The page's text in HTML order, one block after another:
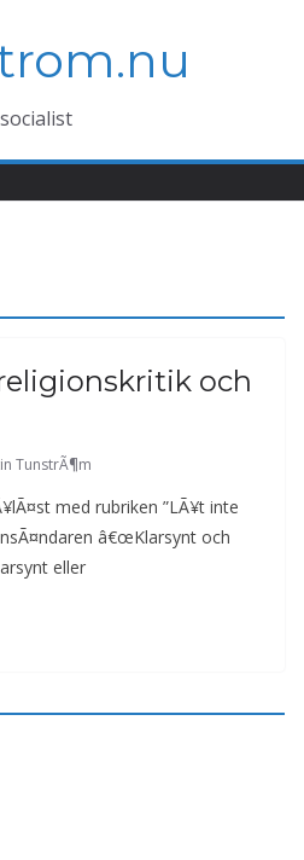
och
TunstrÃ¶m
med rubriken ”LÃ¥t inte
â€œKlarsynt och
eller